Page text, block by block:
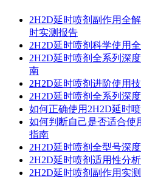
2H2D延时喷剂副作用全
时实测报告
2H2D延时喷剂科学使用
2H2D延时喷剂全系列深
南
2H2D延时喷剂进阶使用
2H2D延时喷剂全系列深
如何正确使用2H2D延时
如何判断自己是否适合使
指南
2H2D延时喷剂全型号深
2H2D延时喷剂适用性分
2H2D延时喷剂副作用实